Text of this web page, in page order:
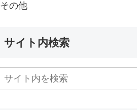
その他
サイト内検索